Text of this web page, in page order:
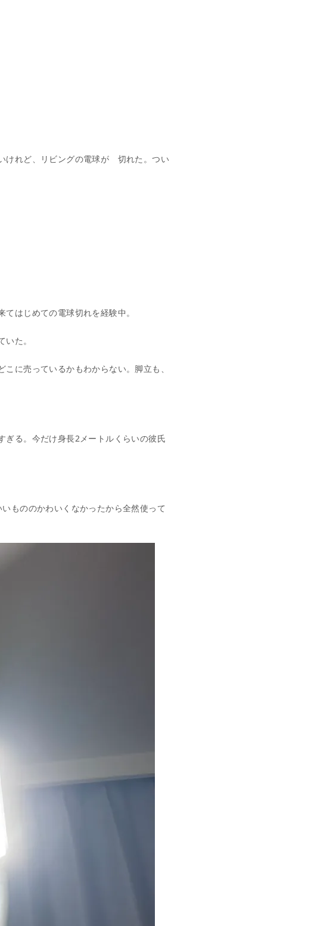
けれど、リビングの電球が 切れた。つい
はじめての電球切れを経験中。
た。
に売っているかもわからない。脚立も、
ぎる。今だけ身長2メートルくらいの彼氏
もののかわいくなかったから全然使って